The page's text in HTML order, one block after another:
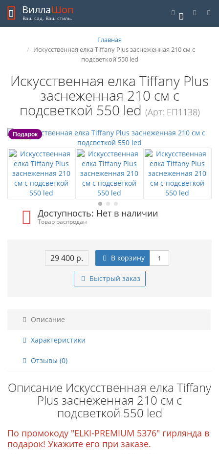
0
ВиллаШоп
Ваш сад. Ваш стиль.
Главная
Искусственная елка Tiffany Plus заснеженная 210 см с
подсветкой 550 led
Искусственная елка Tiffany Plus
заснеженная 210 см с
подсветкой 550 led (Арт: ЕП1138)
Подарок
Доступность: Нет в наличии
Товар распродан
29 400 р. В корзину
Быстрый заказ
Описание
Характеристики
Отзывы (0)
Описание Искусственная елка Tiffany
Plus заснеженная 210 см с
подсветкой 550 led
По промокоду "ELKI-PREMIUM 5376" гирлянда в
подарок! Укажите его при заказе.